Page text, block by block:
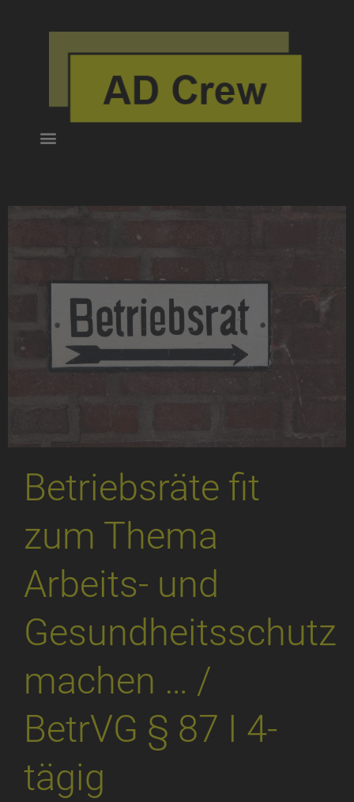
Betriebsräte fit
zum Thema
Arbeits- und
Gesundheitsschutz
machen … /
BetrVG § 87 I 4-
tägig